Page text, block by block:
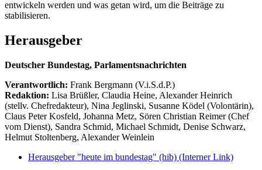
entwickeln werden und was getan wird, um die Beiträge zu
stabilisieren.
Herausgeber
Deutscher Bundestag, Parlamentsnachrichten
Verantwortlich: Frank Bergmann (V.i.S.d.P.)
Redaktion: Lisa Brüßler, Claudia Heine, Alexander Heinrich
(stellv. Chefredakteur), Nina Jeglinski, Susanne Ködel (Volontärin),
Claus Peter Kosfeld, Johanna Metz, Sören Christian Reimer (Chef
vom Dienst), Sandra Schmid, Michael Schmidt, Denise Schwarz,
Helmut Stoltenberg, Alexander Weinlein
Herausgeber "heute im bundestag" (hib) (Interner Link)